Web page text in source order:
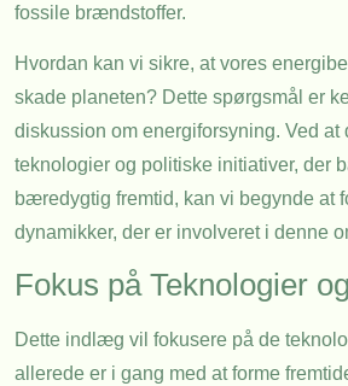
fossile brændstoffer.
Hvordan kan vi sikre, at vores
skade planeten? Dette spørgsmål er
diskussion om energiforsyning. Ved at
teknologier og politiske initiativer, der
bæredygtig fremtid, kan vi begynde at
dynamikker, der er involveret i denne
Fokus på Teknologier
Dette indlæg vil fokusere på de
allerede er i gang med at forme